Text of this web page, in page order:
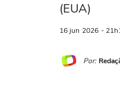
(EUA)
16 jun 2026 -
Por: